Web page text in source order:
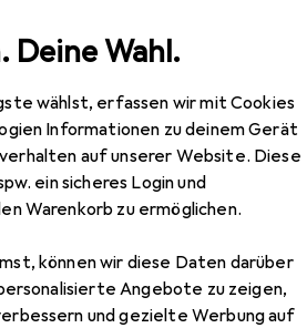
Deine Wahl.
wählst, erfassen wir mit Cookies
Informationen zu deinem Gerät
auf unserer Website. Diese
ein sicheres Login und
Warenkorb zu ermöglichen.
können wir diese Daten darüber
Angebote zu zeigen,
und gezielte Werbung auf
Heusser Zylinderolive 3413
Zylinderolive 3413